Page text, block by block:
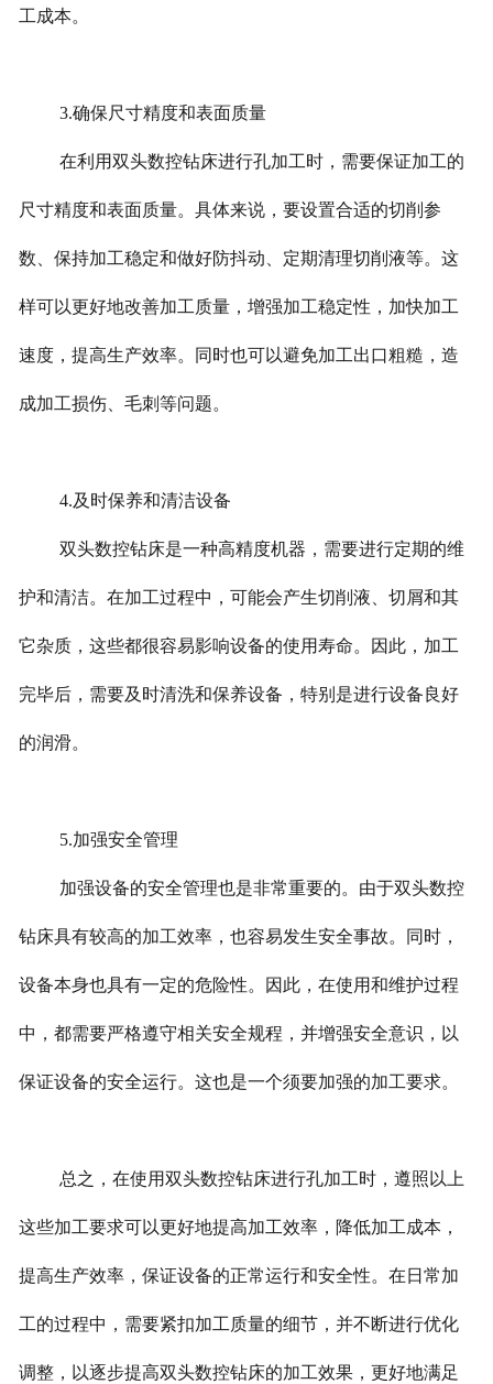
工成本。
3.确保尺寸精度和表面质量
在利用双头数控钻床进行孔加工时，需要保证加工的
尺寸精度和表面质量。具体来说，要设置合适的切削参
数、保持加工稳定和做好防抖动、定期清理切削液等。这
样可以更好地改善加工质量，增强加工稳定性，加快加工
速度，提高生产效率。同时也可以避免加工出口粗糙，造
成加工损伤、毛刺等问题。
4.及时保养和清洁设备
双头数控钻床是一种高精度机器，需要进行定期的维
护和清洁。在加工过程中，可能会产生切削液、切屑和其
它杂质，这些都很容易影响设备的使用寿命。因此，加工
完毕后，需要及时清洗和保养设备，特别是进行设备良好
的润滑。
5.加强安全管理
加强设备的安全管理也是非常重要的。由于双头数控
钻床具有较高的加工效率，也容易发生安全事故。同时，
设备本身也具有一定的危险性。因此，在使用和维护过程
中，都需要严格遵守相关安全规程，并增强安全意识，以
保证设备的安全运行。这也是一个须要加强的加工要求。
总之，在使用双头数控钻床进行孔加工时，遵照以上
这些加工要求可以更好地提高加工效率，降低加工成本，
提高生产效率，保证设备的正常运行和安全性。在日常加
工的过程中，需要紧扣加工质量的细节，并不断进行优化
调整，以逐步提高双头数控钻床的加工效果，更好地满足